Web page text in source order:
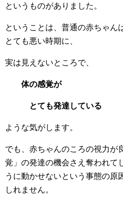
というものがありました。
ということは、普通の赤ちゃん
とても悪い時期に、
実は見えないところで、
体の感覚が
とても発達している
ような気がします。
でも、赤ちゃんのころの視力が
覚」の発達の機会さえ奪われて
うに動かせないという事態の原
しれません。